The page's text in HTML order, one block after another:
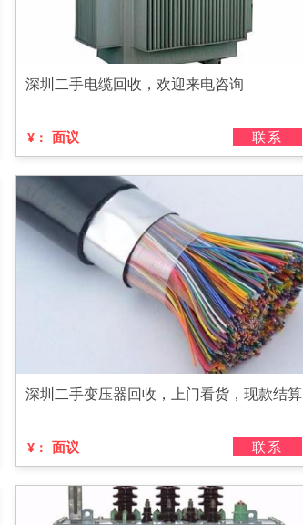
深圳二手电缆回收，欢迎来电咨询
¥： 面议 联系
深圳二手变压器回收，上门看货，现款结算
¥： 面议 联系